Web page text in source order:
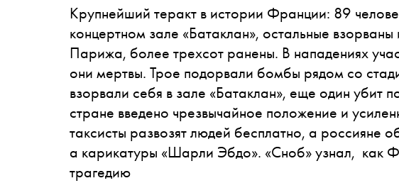
Крупнейший теракт в истории Франции: 89
концертном зале «Батаклан», остальные
Парижа, более трехсот ранены. В нападениях
они мертвы. Трое подорвали бомбы рядом со
взорвали себя в зале «Батаклан», еще один убит
стране введено чрезвычайное положение и
таксисты развозят людей бесплатно, а россияне
а карикатуры «Шарли Эбдо». «Сноб»узнал, как
трагедию